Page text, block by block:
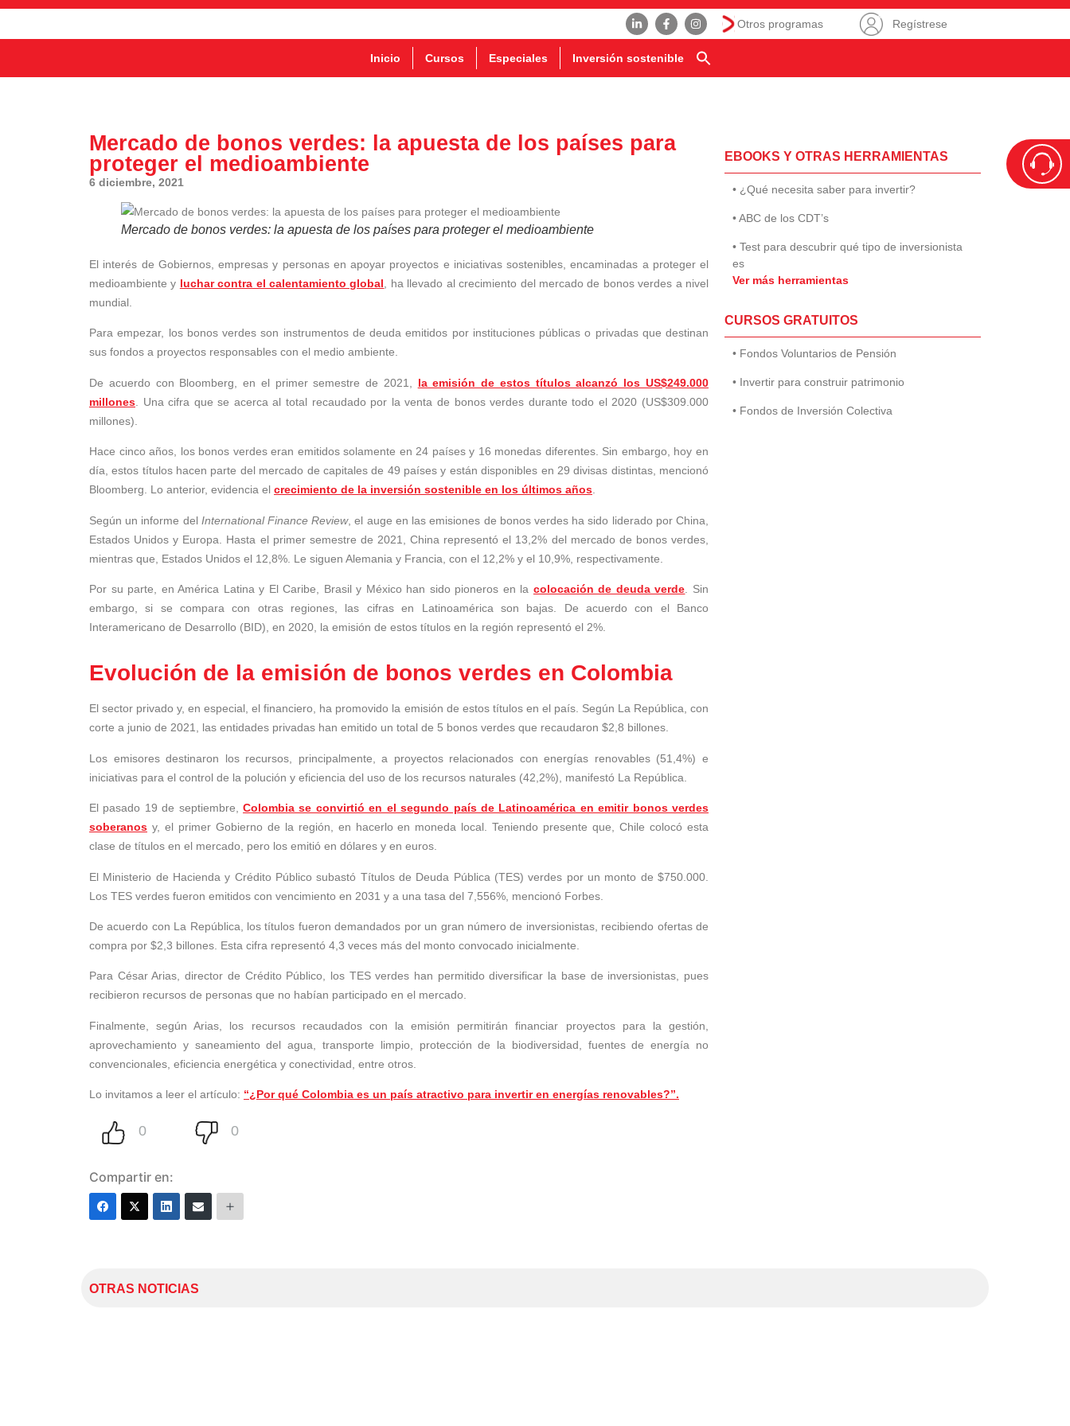
Otros programas Regístrese
Inicio Cursos Especiales Inversión sostenible
Mercado de bonos verdes: la apuesta de los países para
proteger el medioambiente
6 diciembre, 2021
Mercado de bonos verdes: la apuesta de los países para proteger el medioambiente
El interés de Gobiernos, empresas y personas en apoyar proyectos e iniciativas sostenibles, encaminadas a proteger el
medioambiente y luchar contra el calentamiento global , ha llevado al crecimiento del mercado de bonos verdes a nivel
mundial.
Para empezar, los bonos verdes son instrumentos de deuda emitidos por instituciones públicas o privadas que destinan
sus fondos a proyectos responsables con el medio ambiente.
De acuerdo con Bloomberg, en el primer semestre de 2021, la emisión de estos títulos alcanzó los US$249.000
millones . Una cifra que se acerca al total recaudado por la venta de bonos verdes durante todo el 2020 (US$309.000
millones).
Hace cinco años, los bonos verdes eran emitidos solamente en 24 países y 16 monedas diferentes. Sin embargo, hoy en
día, estos títulos hacen parte del mercado de capitales de 49 países y están disponibles en 29 divisas distintas, mencionó
Bloomberg. Lo anterior, evidencia el crecimiento de la inversión sostenible en los últimos años
Según un informe del International Finance Review, el auge en las emisiones de bonos verdes ha sido liderado por China,
Estados Unidos y Europa. Hasta el primer semestre de 2021, China representó el 13,2% del mercado de bonos verdes,
mientras que, Estados Unidos el 12,8%. Le siguen Alemania y Francia, con el 12,2% y el 10,9%, respectivamente.
Por su parte, en América Latina y El Caribe, Brasil y México han sido pioneros en la colocación de deuda verde . Sin
embargo, si se compara con otras regiones, las cifras en Latinoamérica son bajas. De acuerdo con el Banco
Interamericano de Desarrollo (BID), en 2020, la emisión de estos títulos en la región representó el 2%.
Evolución de la emisión de bonos verdes en Colombia
El sector privado y, en especial, el financiero, ha promovido la emisión de estos títulos en el país. Según La República, con
corte a junio de 2021, las entidades privadas han emitido un total de 5 bonos verdes que recaudaron $2,8 billones.
Los emisores destinaron los recursos, principalmente, a proyectos relacionados con energías renovables (51,4%) e
iniciativas para el control de la polución y eficiencia del uso de los recursos naturales (42,2%), manifestó La República.
El pasado 19 de septiembre,Colombia se convirtió en el segundo país de Latinoamérica en emitir bonos verdes
soberanos y, el primer Gobierno de la región, en hacerlo en moneda local. Teniendo presente que, Chile colocó esta
clase de títulos en el mercado, pero los emitió en dólares y en euros.
El Ministerio de Hacienda y Crédito Público subastó Títulos de Deuda Pública (TES) verdes por un monto de $750.000.
Los TES verdes fueron emitidos con vencimiento en 2031 y a una tasa del 7,556%, mencionó Forbes.
De acuerdo con La República, los títulos fueron demandados por un gran número de inversionistas, recibiendo ofertas de
compra por $2,3 billones. Esta cifra representó 4,3 veces más del monto convocado inicialmente.
Para César Arias, director de Crédito Público, los TES verdes han permitido diversificar la base de inversionistas, pues
recibieron recursos de personas que no habían participado en el mercado.
Finalmente, según Arias, los recursos recaudados con la emisión permitirán financiar proyectos para la gestión,
aprovechamiento y saneamiento del agua, transporte limpio, protección de la biodiversidad, fuentes de energía no
convencionales, eficiencia energética y conectividad, entre otros.
Lo invitamos a leer el artículo: “¿Por qué Colombia es un país atractivo para invertir en energías renovables?”.
Compartir en:
EBOOKS Y OTRAS HERRAMIENTAS
• ¿Qué necesita saber para invertir?
• ABC de los CDT’s
• Test para descubrir qué tipo de inversionista
es
Ver más herramientas
CURSOS GRATUITOS
• Fondos Voluntarios de Pensión
• Invertir para construir patrimonio
• Fondos de Inversión Colectiva
OTRAS NOTICIAS